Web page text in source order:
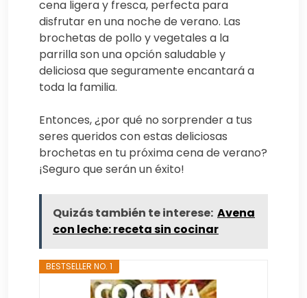
cena ligera y fresca, perfecta para
disfrutar en una noche de verano. Las
brochetas de pollo y vegetales a la
parrilla son una opción saludable y
deliciosa que seguramente encantará a
toda la familia.
Entonces, ¿por qué no sorprender a tus
seres queridos con estas deliciosas
brochetas en tu próxima cena de verano?
¡Seguro que serán un éxito!
Quizás también te interese: Avena
con leche: receta sin cocinar
BESTSELLER NO. 1